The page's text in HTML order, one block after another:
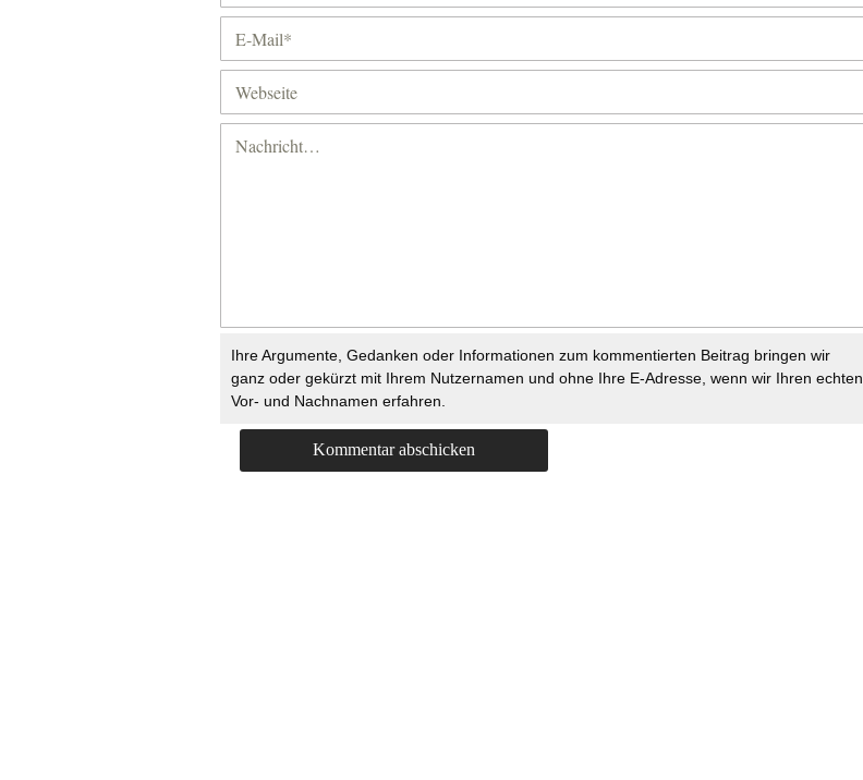
Ihre Argumente, Gedanken oder Informationen zum kommentierten Beitrag bringen wir
ganz oder gekürzt mit Ihrem Nutzernamen und ohne Ihre E-Adresse, wenn wir Ihren echten
Vor- und Nachnamen erfahren.